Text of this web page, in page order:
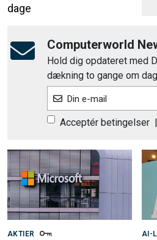
dage
Computerworld
Hold dig opdateret med
dækning to gange om
Din e-mail
Acceptér betingelser |
AKTIER AI-